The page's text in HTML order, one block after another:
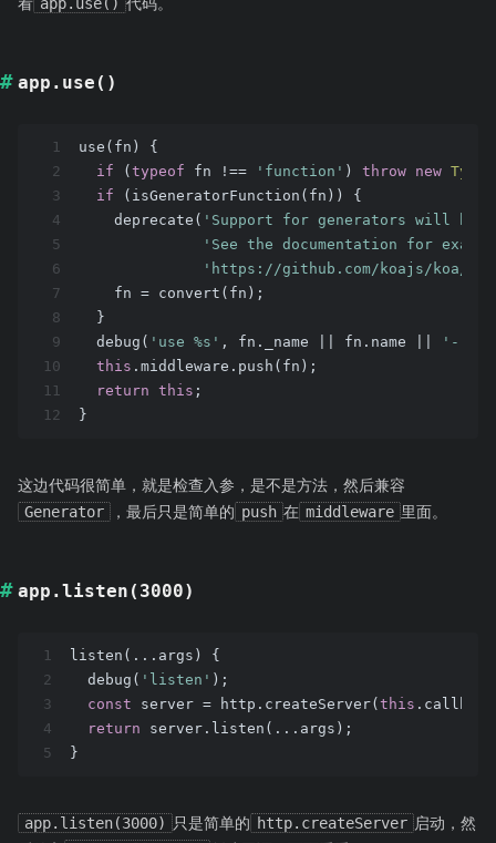
app.use()
1
2
3
4
5
6
7
8
9
10
11
12
use(fn) {
if ( typeof fn !== 'function' ) throw new
if (isGeneratorFunction(fn)) {
    deprecate(
'Support for generators will be
'See the documentation for
'https://github.com/koajs/koa/
    fn = convert(fn);
  }
  debug(
'use %s' , fn._name || fn.name || '-'
this .middleware.push(fn);
return this ;
}
这边代码很简单，就是检查入参，是不是方法，然后兼容
Generator
，最后只是简单的 push 在 middleware 里面。
app.listen(3000)
1
2
3
4
5
listen(...args) {
  debug(
'listen' );
const server = http.createServer( this
return server.listen(...args);
}
app.listen(3000) 只是简单的 http.createServer 启动，然